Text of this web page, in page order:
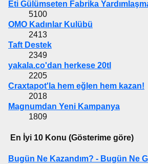
Eti Gülümseten Fabrika
5100
OMO Kadınlar Kulübü
2413
Taft Destek
2349
yakala.co'dan herkese 20tl
2205
Craxtapot'la hem eğlen hem kazan!
2018
Magnumdan Yeni Kampanya
1809
En İyi 10 Konu (Gösterime göre)
Bugün Ne Kazandım? - Bugün Ne